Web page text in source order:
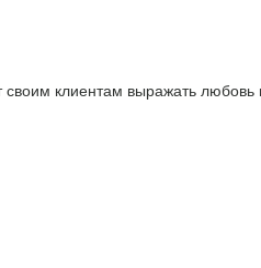
клиентам выражать любовь